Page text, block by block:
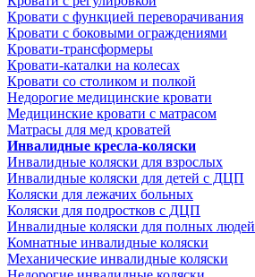
Кровати с функцией переворачивания
Кровати с боковыми ограждениями
Кровати-трансформеры
Кровати-каталки на колесах
Кровати со столиком и полкой
Недорогие медицинские кровати
Медицинские кровати с матрасом
Матрасы для мед кроватей
Инвалидные кресла-коляски
Инвалидные коляски для взрослых
Инвалидные коляски для детей с ДЦП
Коляски для лежачих больных
Коляски для подростков с ДЦП
Инвалидные коляски для полных людей
Комнатные инвалидные коляски
Механические инвалидные коляски